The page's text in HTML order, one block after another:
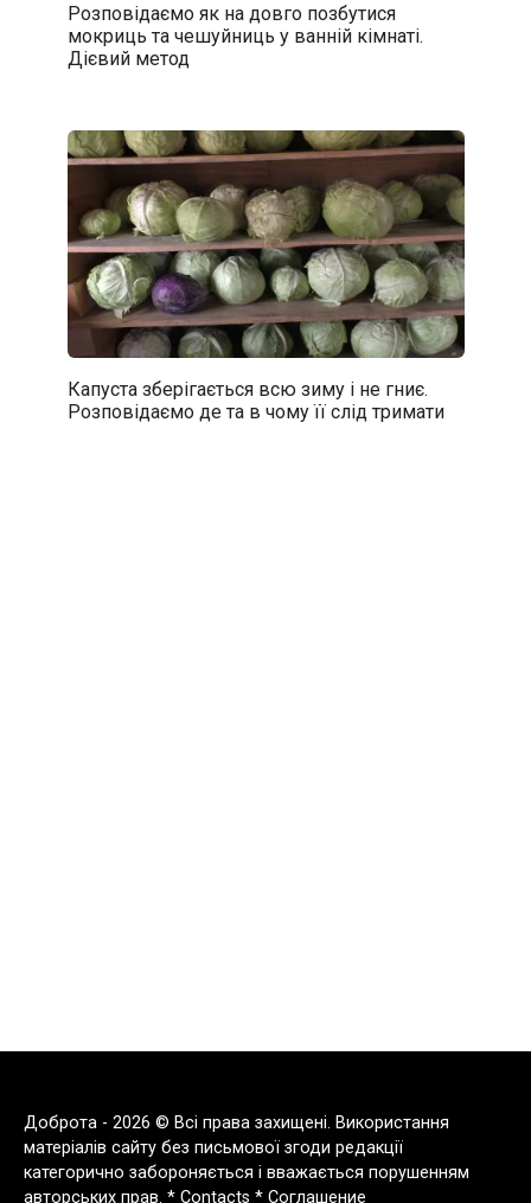
Розповідаємо як на довго позбутися
мокриць та чешуйниць у ванній кімнаті.
Дієвий метод
Капуста зберігається всю зиму і не гниє.
Розповідаємо де та в чому її слід тримати
Доброта - 2026 © Всі права захищені. Використання
матеріалів сайту без письмової згоди редакції
категорично забороняється і вважається порушенням
авторських прав. * Contacts * Соглашение